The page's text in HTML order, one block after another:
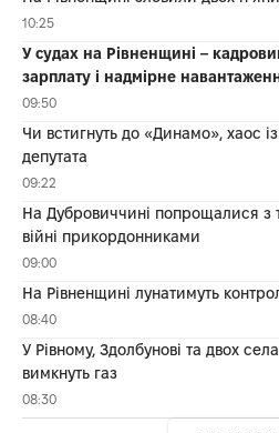
10:25
У судах на Рівненщині –
зарплату і надмірне
09:50
Чи встигнуть до «Динамо», хаос
депутата
09:22
На Дубровиччині попрощалися з
війні прикордонниками
09:00
На Рівненщині лунатимуть
08:40
У Рівному, Здолбунові та двох
вимкнуть газ
08:30